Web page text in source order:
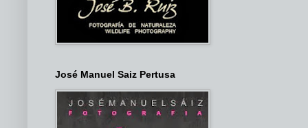
José Manuel Saiz Pertusa